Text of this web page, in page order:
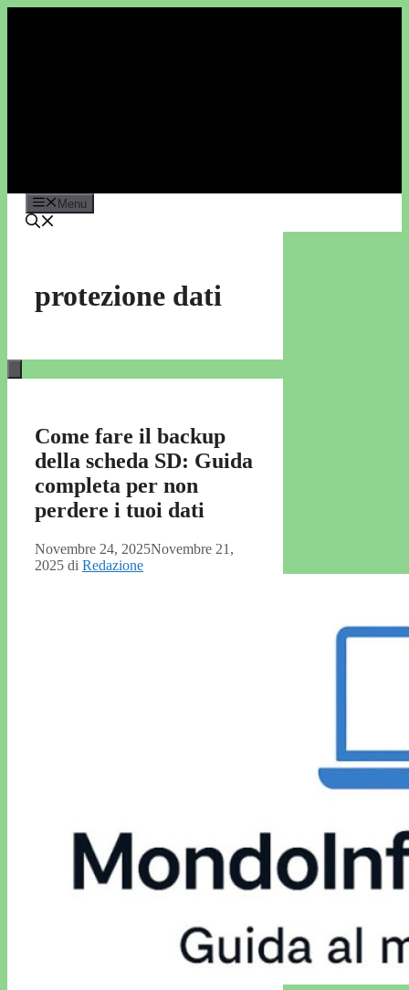
Menu
protezione dati
Come fare il backup
della scheda SD: Guida
completa per non
perdere i tuoi dati
Novembre 24, 2025Novembre 21,
2025 di Redazione